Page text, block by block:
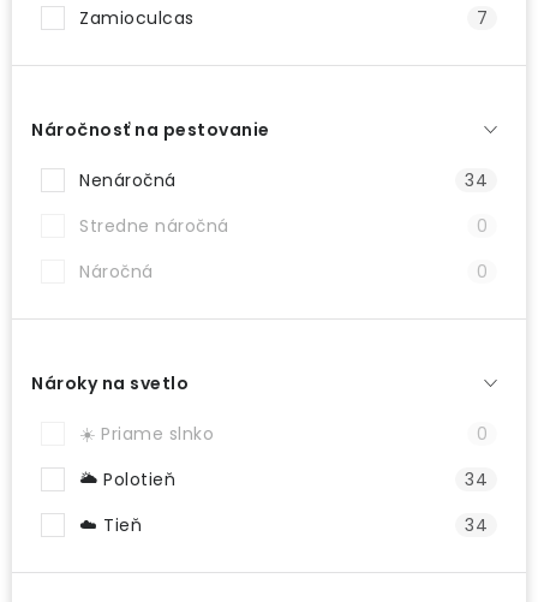
Zamioculcas
7
Náročnosť na pestovanie
Nenáročná
34
Stredne náročná
0
Náročná
0
Nároky na svetlo
☀️ Priame slnko
0
🌥️ Polotieň
34
☁️ Tieň
34